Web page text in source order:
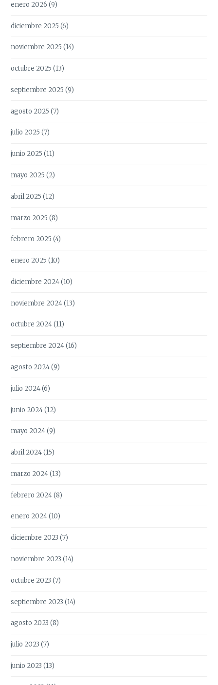
enero 2026 (9)
diciembre 2025 (6)
noviembre 2025 (14)
octubre 2025 (13)
septiembre 2025 (9)
agosto 2025 (7)
julio 2025 (7)
junio 2025 (11)
mayo 2025 (2)
abril 2025 (12)
marzo 2025 (8)
febrero 2025 (4)
enero 2025 (10)
diciembre 2024(10)
noviembre 2024(13)
octubre 2024(11)
septiembre 2024(16)
agosto 2024(9)
julio 2024(6)
junio 2024(12)
mayo 2024(9)
abril 2024(15)
marzo 2024(13)
febrero 2024(8)
enero 2024(10)
diciembre 2023 (7)
noviembre 2023 (14)
octubre 2023 (7)
septiembre 2023 (14)
agosto 2023 (8)
julio 2023 (7)
junio 2023 (13)